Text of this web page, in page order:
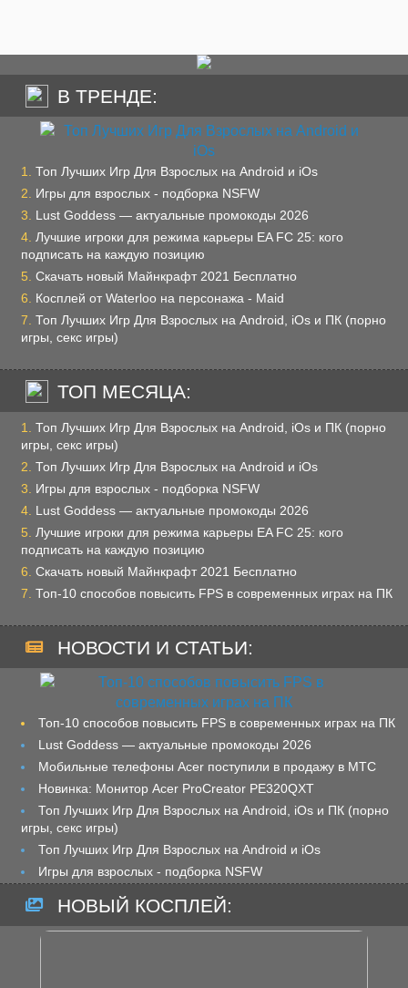
В ТРЕНДЕ:
Топ Лучших Игр Для Взрослых на Android и iOs
Игры для взрослых - подборка NSFW
Lust Goddess — актуальные промокоды 2026
Лучшие игроки для режима карьеры EA FC 25: кого
подписать на каждую позицию
Скачать новый Майнкрафт 2021 Бесплатно
Косплей от Waterloo на персонажа - Maid
Топ Лучших Игр Для Взрослых на Android, iOs и ПК (порно
игры, секс игры)
ТОП МЕСЯЦА:
Топ Лучших Игр Для Взрослых на Android, iOs и ПК (порно
игры, секс игры)
Топ Лучших Игр Для Взрослых на Android и iOs
Игры для взрослых - подборка NSFW
Lust Goddess — актуальные промокоды 2026
Лучшие игроки для режима карьеры EA FC 25: кого
подписать на каждую позицию
Скачать новый Майнкрафт 2021 Бесплатно
Топ-10 способов повысить FPS в современных играх на ПК
НОВОСТИ И СТАТЬИ:
Топ-10 способов повысить FPS в современных играх на ПК
Lust Goddess — актуальные промокоды 2026
Мобильные телефоны Acer поступили в продажу в МТС
Новинка: Монитор Acer ProCreator PE320QXT
Топ Лучших Игр Для Взрослых на Android, iOs и ПК (порно
игры, секс игры)
Топ Лучших Игр Для Взрослых на Android и iOs
Игры для взрослых - подборка NSFW
НОВЫЙ КОСПЛЕЙ: